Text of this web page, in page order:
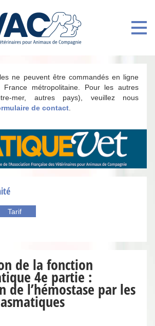
ne peuvent être commandés en ligne
métropolitaine. Pour les autres
mer, autres pays), veuillez nous
de contact
Tarif
de la fonction
4e partie :
de l’hémostase par les